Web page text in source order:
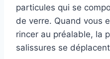
particules qui se
de verre. Quand vous
rincer au préalable, la
salissures se